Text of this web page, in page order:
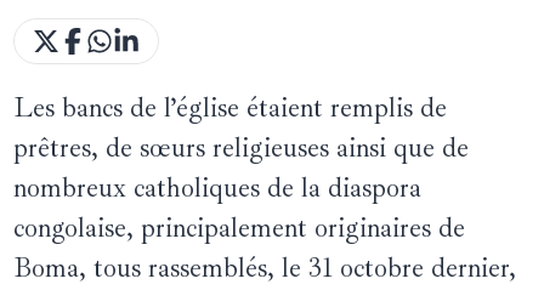
Les bancs de l’église étaient remplis de
prêtres, de sœurs religieuses ainsi que de
nombreux catholiques de la diaspora
congolaise, principalement originaires de
Boma, tous rassemblés, le 31 octobre dernier,